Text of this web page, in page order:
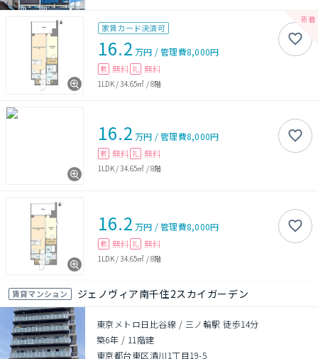
家賃カード決済可
16.2 万円 /管理費8,000円
敷 無料 礼 無料
1LDK/34.65㎡ /8階
16.2 万円 /管理費8,000円
敷 無料 礼 無料
1LDK/34.65㎡ /8階
16.2 万円 /管理費8,000円
敷 無料 礼 無料
1LDK/34.65㎡ /8階
賃貸マンション ジェノヴィア南千住2スカイガーデン
東京メトロ日比谷線 / 三ノ輪駅 徒歩14分
築6年 / 11階建
東京都台東区清川1丁目19-5